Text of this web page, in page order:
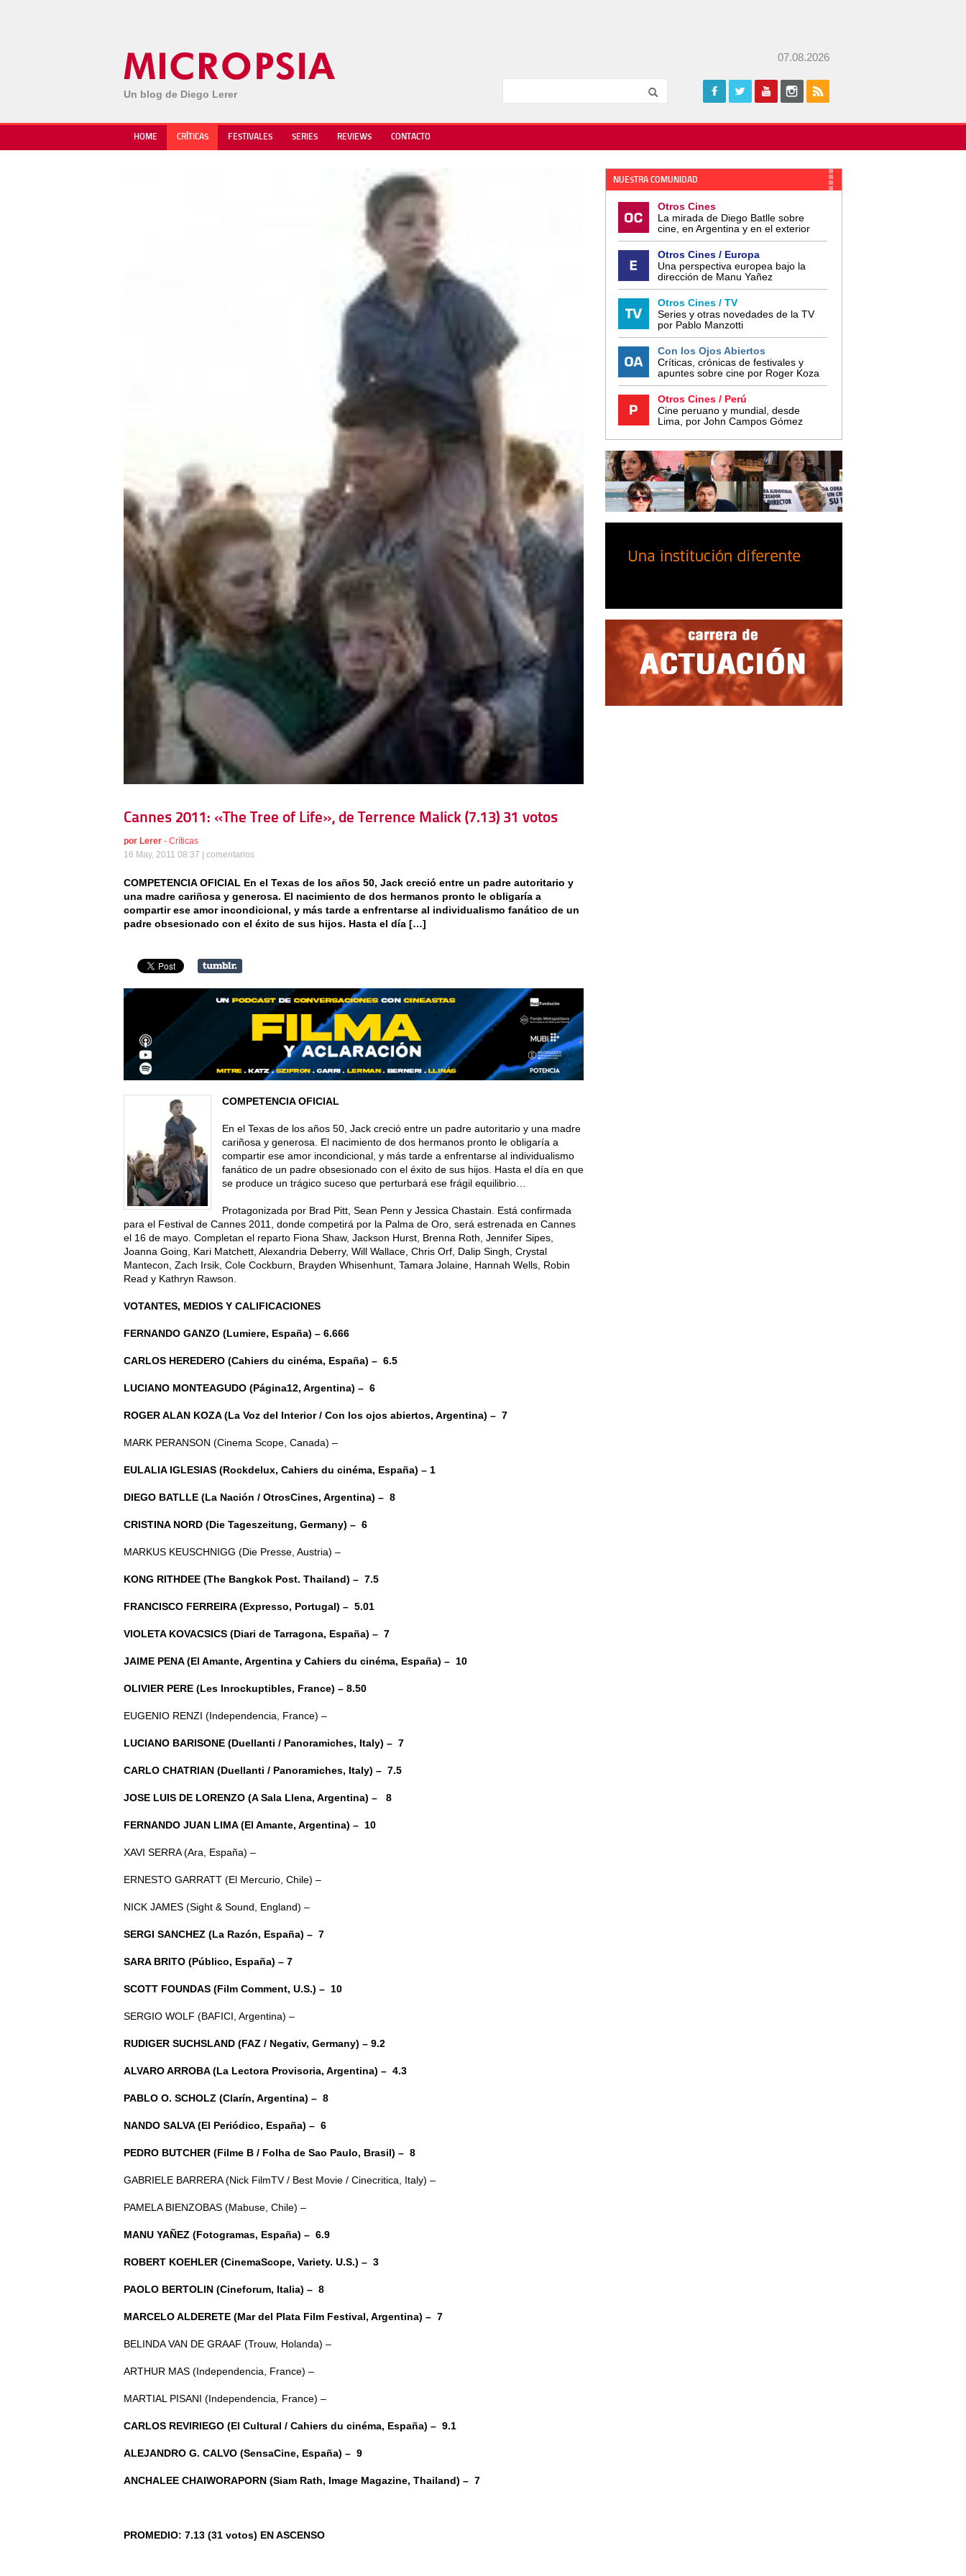
Un blog de Diego Lerer
07.08.2026
HOME CRÍTICAS FESTIVALES SERIES REVIEWS CONTACTO
Cannes 2011: «The Tree of Life», de Terrence Malick (7.13) 31 votos
por Lerer - Críticas
16 May, 2011 08:37 | comentarios
COMPETENCIA OFICIAL En el Texas de los años 50, Jack creció entre un padre autoritario y
una madre cariñosa y generosa. El nacimiento de dos hermanos pronto le obligaría a
compartir ese amor incondicional, y más tarde a enfrentarse al individualismo fanático de un
padre obsesionado con el éxito de sus hijos. Hasta el día […]
COMPETENCIA OFICIAL
En el Texas de los años 50, Jack creció entre un padre autoritario y una madre
cariñosa y generosa. El nacimiento de dos hermanos pronto le obligaría a
compartir ese amor incondicional, y más tarde a enfrentarse al individualismo
fanático de un padre obsesionado con el éxito de sus hijos. Hasta el día en que
se produce un trágico suceso que perturbará ese frágil equilibrio…
Protagonizada por Brad Pitt, Sean Penn y Jessica Chastain. Está confirmada
para el Festival de Cannes 2011, donde competirá por la Palma de Oro, será estrenada en Cannes
el 16 de mayo. Completan el reparto Fiona Shaw, Jackson Hurst, Brenna Roth, Jennifer Sipes,
Joanna Going, Kari Matchett, Alexandria Deberry, Will Wallace, Chris Orf, Dalip Singh, Crystal
Mantecon, Zach Irsik, Cole Cockburn, Brayden Whisenhunt, Tamara Jolaine, Hannah Wells, Robin
Read y Kathryn Rawson.
VOTANTES, MEDIOS Y CALIFICACIONES
FERNANDO GANZO (Lumiere, España) – 6.666
CARLOS HEREDERO (Cahiers du cinéma, España) – 6.5
LUCIANO MONTEAGUDO (Página12, Argentina) – 6
ROGER ALAN KOZA (La Voz del Interior / Con los ojos abiertos, Argentina) – 7
MARK PERANSON (Cinema Scope, Canada) –
EULALIA IGLESIAS (Rockdelux, Cahiers du cinéma, España) – 1
DIEGO BATLLE (La Nación / OtrosCines, Argentina) – 8
CRISTINA NORD (Die Tageszeitung, Germany) – 6
MARKUS KEUSCHNIGG (Die Presse, Austria) –
KONG RITHDEE (The Bangkok Post. Thailand) – 7.5
FRANCISCO FERREIRA (Expresso, Portugal) – 5.01
VIOLETA KOVACSICS (Diari de Tarragona, España) – 7
JAIME PENA (El Amante, Argentina y Cahiers du cinéma, España) – 10
OLIVIER PERE (Les Inrockuptibles, France) – 8.50
EUGENIO RENZI (Independencia, France) –
LUCIANO BARISONE (Duellanti / Panoramiches, Italy) – 7
CARLO CHATRIAN (Duellanti / Panoramiches, Italy) – 7.5
JOSE LUIS DE LORENZO (A Sala Llena, Argentina) – 8
FERNANDO JUAN LIMA (El Amante, Argentina) – 10
XAVI SERRA (Ara, España) –
ERNESTO GARRATT (El Mercurio, Chile) –
NICK JAMES (Sight & Sound, England) –
SERGI SANCHEZ (La Razón, España) – 7
SARA BRITO (Público, España) – 7
SCOTT FOUNDAS (Film Comment, U.S.) – 10
SERGIO WOLF (BAFICI, Argentina) –
RUDIGER SUCHSLAND (FAZ / Negativ, Germany) – 9.2
ALVARO ARROBA (La Lectora Provisoria, Argentina) – 4.3
PABLO O. SCHOLZ (Clarín, Argentina) – 8
NANDO SALVA (El Periódico, España) – 6
PEDRO BUTCHER (Filme B / Folha de Sao Paulo, Brasil) – 8
GABRIELE BARRERA (Nick FilmTV / Best Movie / Cinecritica, Italy) –
PAMELA BIENZOBAS (Mabuse, Chile) –
MANU YAÑEZ (Fotogramas, España) – 6.9
ROBERT KOEHLER (CinemaScope, Variety. U.S.) – 3
PAOLO BERTOLIN (Cineforum, Italia) – 8
MARCELO ALDERETE (Mar del Plata Film Festival, Argentina) – 7
BELINDA VAN DE GRAAF (Trouw, Holanda) –
ARTHUR MAS (Independencia, France) –
MARTIAL PISANI (Independencia, France) –
CARLOS REVIRIEGO (El Cultural / Cahiers du cinéma, España) – 9.1
ALEJANDRO G. CALVO (SensaCine, España) – 9
ANCHALEE CHAIWORAPORN (Siam Rath, Image Magazine, Thailand) – 7
PROMEDIO: 7.13 (31 votos) EN ASCENSO
NUESTRA COMUNIDAD
Otros Cines
La mirada de Diego Batlle sobre
cine, en Argentina y en el exterior
Otros Cines / Europa
Una perspectiva europea bajo la
dirección de Manu Yañez
Otros Cines / TV
Series y otras novedades de la TV
por Pablo Manzotti
Con los Ojos Abiertos
Críticas, crónicas de festivales y
apuntes sobre cine por Roger Koza
Otros Cines / Perú
Cine peruano y mundial, desde
Lima, por John Campos Gómez